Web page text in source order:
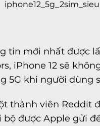
tin mới nhất được
iPhone 12 sẽ
5G khi người dùng
thành viên Reddit
bộ được Apple gửi